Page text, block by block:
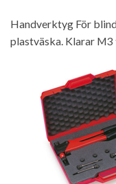
Handverktyg För
plastväska. Klarar